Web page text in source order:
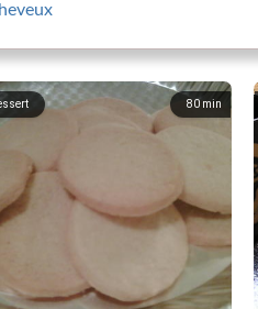
80 min